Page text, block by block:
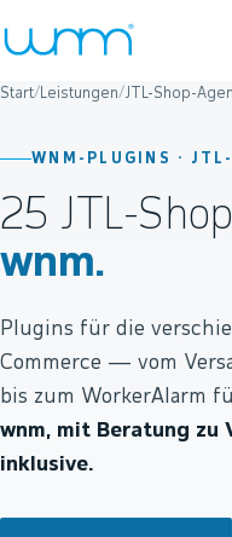
Start/Leistungen/JTL-Shop-
WNM-PLUGINS ·
25 JTL-
wnm.
Plugins für die
Commerce — vom
bis zum WorkerAlarm
wnm, mit Beratung zu
inklusive.